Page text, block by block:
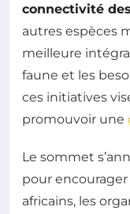
connectivité
autres espèces
meilleure
faune et les
ces initiatives
promouvoir une
Le sommet
pour
africains, les